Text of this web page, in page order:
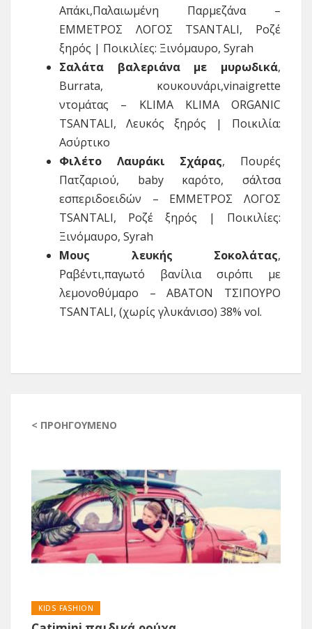
Απάκι,Παλαιωμένη Παρμεζάνα –
ΕΜΜΕΤΡΟΣ ΛΟΓΟΣ TSANTALI, Ροζέ
ξηρός | Ποικιλίες: Ξινόμαυρο, Syrah
Σαλάτα βαλεριάνα με μυρωδικά,
Βurrata, κουκουνάρι,vinaigrette
ντομάτας – KLIMA KLIMA ORGANIC
TSANTALI, Λευκός ξηρός | Ποικιλία:
Ασύρτικο
Φιλέτο Λαυράκι Σχάρας,
Πουρές
Πατζαριού, baby καρότο, σάλτσα
εσπεριδοειδών – ΕΜΜΕΤΡΟΣ ΛΟΓΟΣ
TSANTALI, Ροζέ ξηρός | Ποικιλίες:
Ξινόμαυρο, Syrah
Μους λευκής Σοκολάτας,
Ραβέντι,παγωτό βανίλια σιρόπι με
λεμονοθύμαρο – ΑΒΑΤΟΝ ΤΣΙΠΟΥΡΟ
TSANTALI, (χωρίς γλυκάνισο) 38% vol.
< ΠΡΟΗΓΟΎΜΕΝΟ
KIDS FASHION